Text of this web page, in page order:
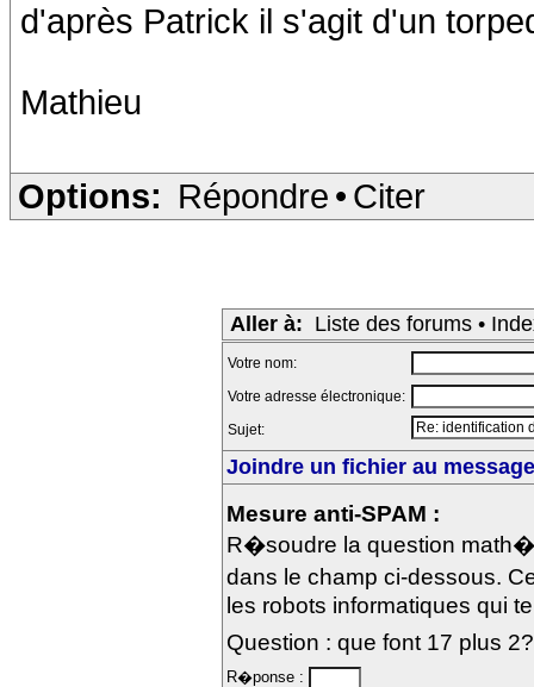
d'après Patrick il s'agit d'un
Mathieu
Options: Répondre • Citer
Aller à: Liste des forums •
Votre nom:
Votre adresse électronique:
Sujet:
Joindre un fichier au
Mesure anti-SPAM :
R�soudre la question
dans le champ ci-dessous.
les robots informatiques qui
Question : que font 17 plus 2?
R�ponse :